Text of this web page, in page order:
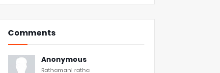
Comments
Anonymous
Rathamani ratha